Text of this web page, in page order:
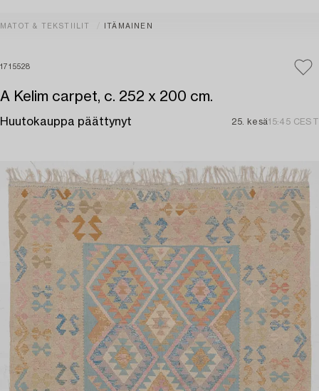
MATOT & TEKSTIILIT ITÄMAINEN
1715528
A Kelim carpet, c. 252 x 200 cm.
Huutokauppa päättynyt 25. kesä15:45 CEST